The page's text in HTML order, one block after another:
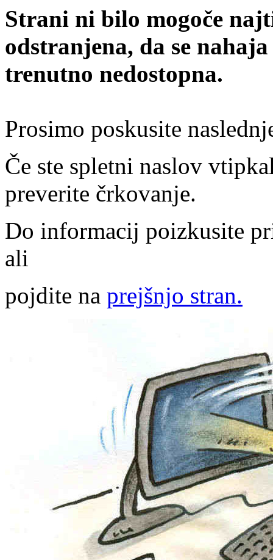
Strani ni bilo mogoče
odstranjena, da se
trenutno nedostopna.
Prosimo poskusite
Če ste spletni naslov
preverite črkovanje.
Do informacij poizkusite
ali
pojdite na prejšnjo stran.